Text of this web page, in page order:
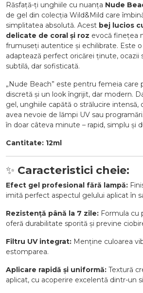
Răsfață-ți unghiile cu nuanța Nude
de gel din colecția Wild&Mild care
simplitatea absolută. Acest bej lucios
delicate de coral și roz evocă finețea
frumuseți autentice și echilibrate. Este
adaptează perfect oricărei ținute, ocazii
subtilă, dar sofisticată.
„Nude Beach” este pentru femeia care
discretă și un look îngrijit, dar modern.
gel, unghiile capătă o strălucire intensă,
avea nevoie de lămpi UV sau
în doar câteva minute – rapid, simplu și
Cantitate: 12ml
✨ Caracteristici cheie:
Efect gel profesional fără lampă:
imită perfect aspectul gelului aplicat în
Rezistență până la 7 zile: Formula cu
oferă durabilitate sporită și previne
Filtru UV integrat: Menține culoarea
estomparea.
Aplicare rapidă și uniformă: Textură
aplicat, cu acoperire excelentă dintr-un